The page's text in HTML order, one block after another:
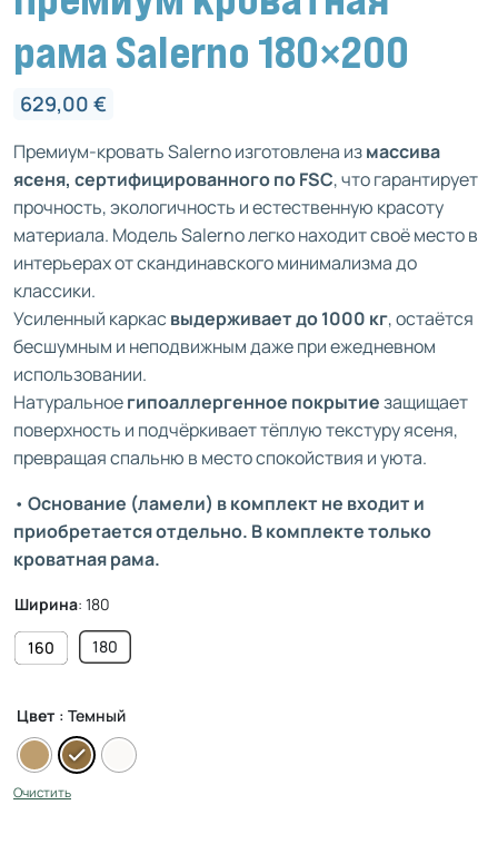
рама Salerno 180×200
629,00 €
Премиум-кровать Salerno изготовлена измассива
ясеня, сертифицированного по FSC, что гарантирует
прочность, экологичность и естественную красоту
материала. Модель Salerno легко находит своё место в
интерьерах от скандинавского минимализма до
классики.
Усиленный каркас выдерживает до 1000 кг, остаётся
бесшумным и неподвижным даже при ежедневном
использовании.
Натуральноегипоаллергенное покрытиезащищает
поверхность и подчёркивает тёплую текстуру ясеня,
превращая спальню в место спокойствия и уюта.
• Основание (ламели) в комплект не входит и
приобретается отдельно. В комплекте только
кроватная рама.
Ширина: 180
160 180
Цвет : Темный
Очистить